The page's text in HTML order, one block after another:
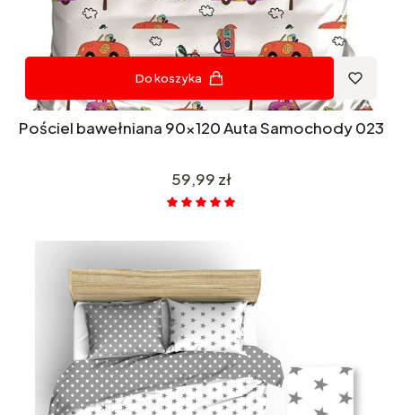
Do koszyka
Pościel bawełniana 90x120 Auta Samochody 023
Cena
59,99 zł